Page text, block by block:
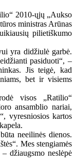
2010-ųjų „Aukso
ministras Arūnas
pilietiškumo
yra didžiulė garbė.
pasiduoti“, –
Jis teigė, kad
bet ir visiems
visos „Ratilio“
ansamblio nariai,
vyresniosios kartos
neeilinės dienos.
Mes stengiamės
džiaugsmo neslėpė